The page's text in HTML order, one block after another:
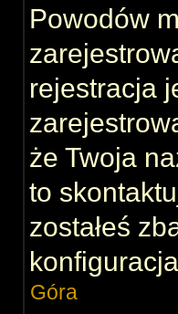
Powodów
rejestracja
że Twoja
to
zostałeś
Góra